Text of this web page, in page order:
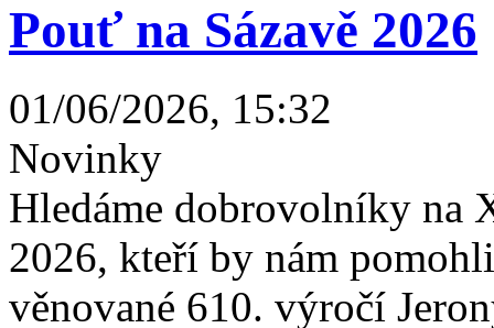
Pouť na Sázavě 2026
01/06/2026, 15:32
Novinky
Hledáme dobrovolníky na
2026, kteří by nám
věnované 610. výročí